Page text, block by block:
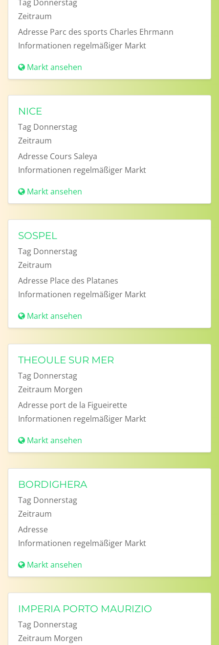
Tag Donnerstag
Zeitraum
Adresse Parc des sports Charles Ehrmann
Informationen regelmäßiger Markt
Markt ansehen
NICE
Tag Donnerstag
Zeitraum
Adresse Cours Saleya
Informationen regelmäßiger Markt
Markt ansehen
SOSPEL
Tag Donnerstag
Zeitraum
Adresse Place des Platanes
Informationen regelmäßiger Markt
Markt ansehen
THEOULE SUR MER
Tag Donnerstag
Zeitraum Morgen
Adresse port de la Figueirette
Informationen regelmäßiger Markt
Markt ansehen
BORDIGHERA
Tag Donnerstag
Zeitraum
Adresse
Informationen regelmäßiger Markt
Markt ansehen
IMPERIA PORTO MAURIZIO
Tag Donnerstag
Zeitraum Morgen